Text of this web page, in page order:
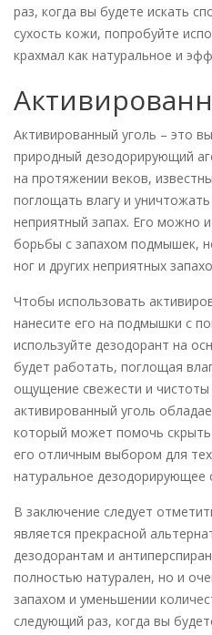
раз, когда вы будете искать
сухость кожи, попробуйте
крахмал как натуральное и
Активированный уголь – это
природный дезодорирующий
на протяжении веков,
поглощать влагу и
неприятный запах. Его можно
борьбы с запахом подмышек,
ног и других неприятных
Чтобы использовать
нанесите его на подмышки с
используйте дезодорант на
будет работать, поглощая
ощущение свежести и
активированный уголь
который может помочь
его отличным выбором для
натуральное дезодорирующее
В заключение следует
является прекрасной
дезодорантам и
полностью натурален, но и
запахом и уменьшении
следующий раз, когда вы